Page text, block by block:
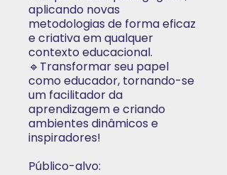
aplicando novas
metodologias de forma eficaz
e criativa em qualquer
contexto educacional.
🔹Transformar seu papel
como educador, tornando-se
um facilitador da
aprendizagem e criando
ambientes dinâmicos e
inspiradores!
Público-alvo: